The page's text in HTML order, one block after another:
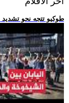
.. طوكيو تتجه نحو